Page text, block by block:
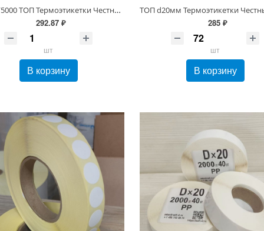
d18мм/5000 ТОП Термоэтикетки Честный знак, втулка 40/76 мм
292.87 ₽
шт
В корзину
285 ₽
шт
В корзину